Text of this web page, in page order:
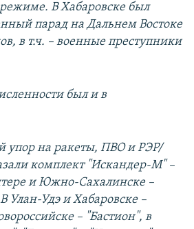
В Хабаровске был
парад на Дальнем Востоке
в т.ч. – военные преступники
был и в
упор на ракеты, ПВО и РЭР/
комплект "Искандер-М" –
и Южно-Сахалинске –
Улан-Удэ и Хабаровске –
– "Бастион", в